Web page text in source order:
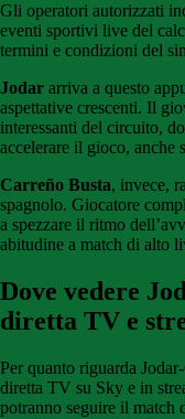
Gli operatori autorizzati
eventi sportivi live del
termini e condizioni del
Jodar arriva a questo
aspettative crescenti. Il
interessanti del circuito,
accelerare il gioco, anche
Carreño Busta, invece,
spagnolo. Giocatore
a spezzare il ritmo
abitudine a match di alto
Dove vedere
diretta TV e
Per quanto riguarda
diretta TV su Sky e in
potranno seguire il match